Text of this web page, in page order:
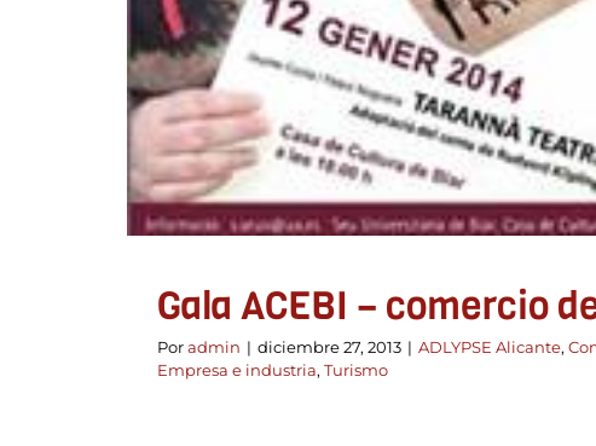
Gala ACEBI – comercio
Poradmin | diciembre 27, 2013 | ADLYPSE Alicante,
Empresa e industria, Turismo